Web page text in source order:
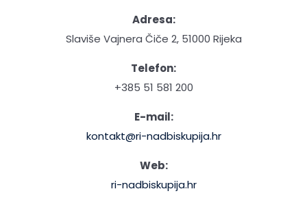
Adresa:
Slaviše Vajnera Čiče 2, 51000 Rijeka
Telefon:
+385 51 581 200
E-mail:
kontakt@ri-nadbiskupija.hr
Web:
ri-nadbiskupija.hr